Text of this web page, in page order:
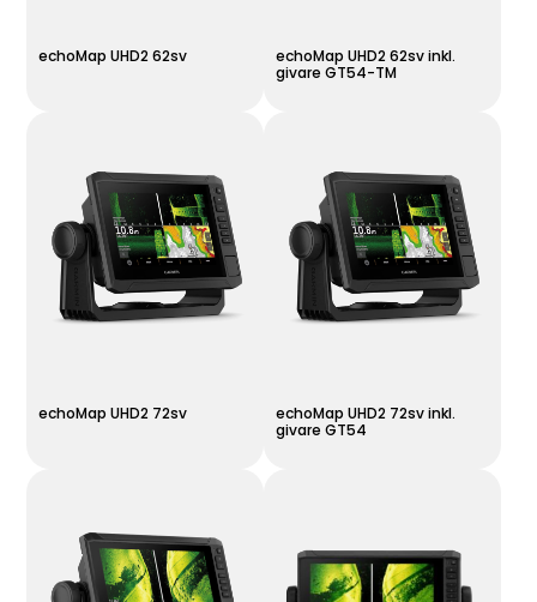
echoMap UHD2 62sv
echoMap UHD2 62sv inkl.
givare GT54-TM
echoMap UHD2 72sv
echoMap UHD2 72sv inkl.
givare GT54